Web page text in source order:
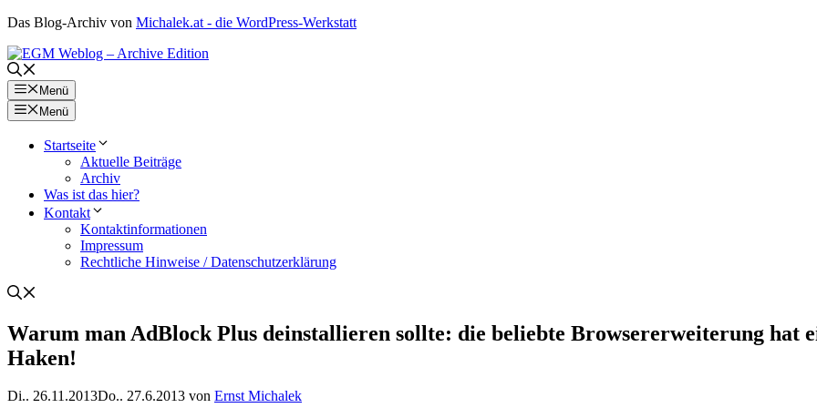
Zum
springen
Das Blog-Archiv von Michalek.at - die WordPress-Werkstatt
Menü
Menü
Startseite
Aktuelle Beiträge
Archiv
Was ist das hier?
Kontakt
Kontaktinformationen
Impressum
Rechtliche Hinweise / Datenschutzerklärung
Warum man AdBlock Plus deinstallieren sollte: die beliebte Browsererweiterung hat
Haken!
Di.. 26.11.2013Do.. 27.6.2013 von Ernst Michalek